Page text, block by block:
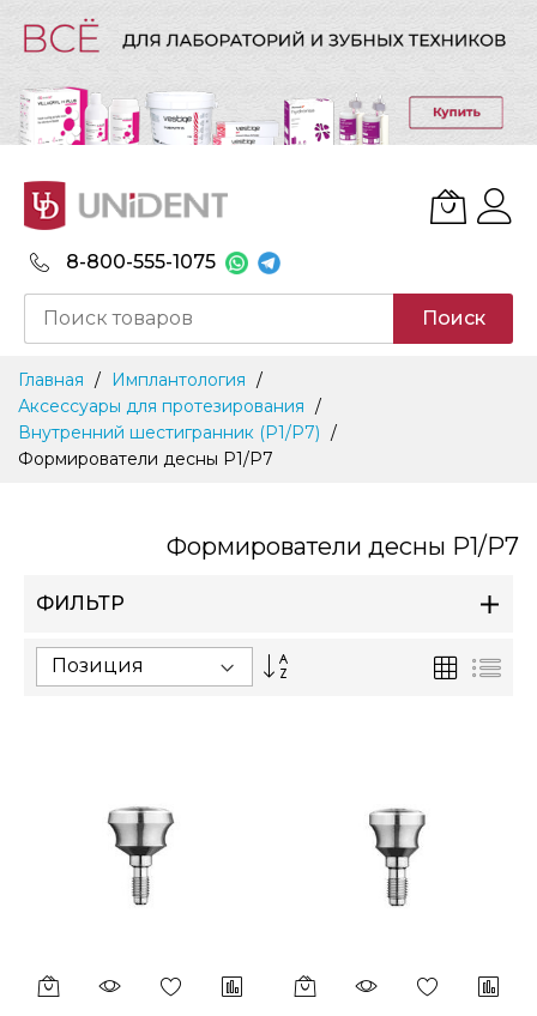
8-800-555-1075
Поиск
Content
Главная
Имплантология
Аксессуары для протезирования
Внутренний шестигранник (P1/P7)
Формирователи десны P1/P7
Формирователи десны P1/P7
ФИЛЬТР
Сортируется
Сетка